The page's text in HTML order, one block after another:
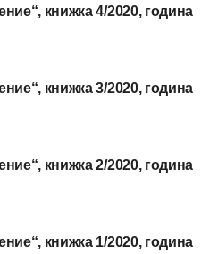
книжка 4/2020, година
книжка 3/2020, година
книжка 2/2020, година
книжка 1/2020, година